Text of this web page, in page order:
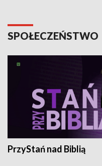
SPOŁECZEŃSTWO
PrzyStań nad Biblią